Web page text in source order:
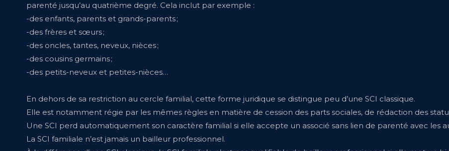
parenté jusqu’au quatrième degré. Cela inclut par exemple :
-des enfants, parents et grands-parents ;
-des frères et sœurs ;
-des oncles, tantes, neveux, nièces ;
-des cousins germains ;
-des petits-neveux et petites-nièces…
En dehors de sa restriction au cercle familial, cette forme juridique se distingue peu d’une SCI classique.
Elle est notamment régie par les mêmes règles en matière de cession des parts sociales, de rédaction des
Une SCI perd automatiquement son caractère familial si elle accepte un associé sans lien de parenté avec les
La SCI familiale n’est jamais un bailleur professionnel.